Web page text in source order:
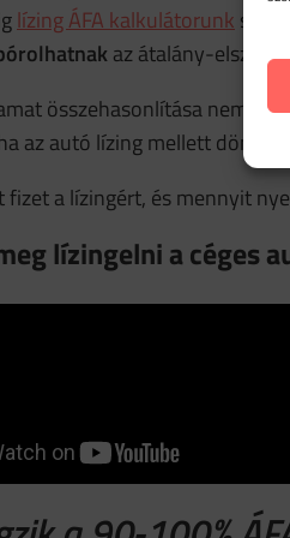
lízing ÁFA kalkulátorunk
az átalány-
összehasonlítása nem
az autó lízing mellett dönt
fizet a lízingért, és mennyit
lízingelni a céges